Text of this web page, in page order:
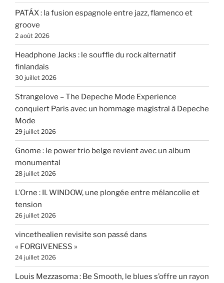
PATÁX : la fusion espagnole entre jazz, flamenco et
groove
2 août 2026
Headphone Jacks : le souffle du rock alternatif
finlandais
30 juillet 2026
Strangelove – The Depeche Mode Experience
conquiert Paris avec un hommage magistral à Depeche
Mode
29 juillet 2026
Gnome : le power trio belge revient avec un album
monumental
28 juillet 2026
L’Orne : II. WINDOW, une plongée entre mélancolie et
tension
26 juillet 2026
vincethealien revisite son passé dans
« FORGIVENESS »
24 juillet 2026
Louis Mezzasoma : Be Smooth, le blues s’offre un rayon